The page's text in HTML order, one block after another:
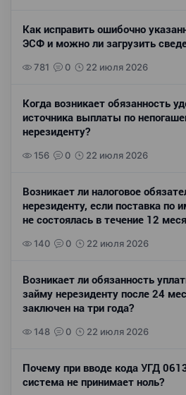
Как исправить ошибочно
ЭСФ и можно ли загрузить
781 0 22 июля 2026
Когда возникает обязанность
источника выплаты по
нерезиденту?
156 0 22 июля 2026
Возникает ли налоговое
нерезиденту, если поставка по
не состоялась в течение 12
140 0 22 июля 2026
Возникает ли обязанность
займу нерезиденту после 24
заключен на три года?
148 0 22 июля 2026
Почему при вводе кода УГД
система не принимает ноль?